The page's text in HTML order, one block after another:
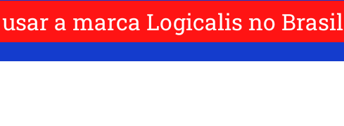
a marca Logicalis no Brasil